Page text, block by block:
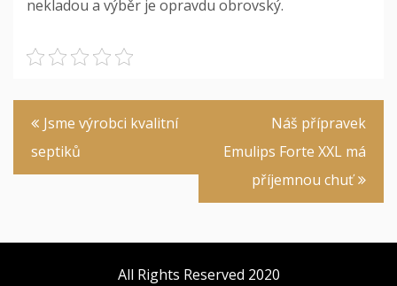
nekladou a výběr je opravdu obrovský.
Navigace
pro
příspěvek
Jsme výrobci kvalitní
septiků
Náš přípravek
Emulips Forte XXL má
příjemnou chuť
All Rights Reserved 2020